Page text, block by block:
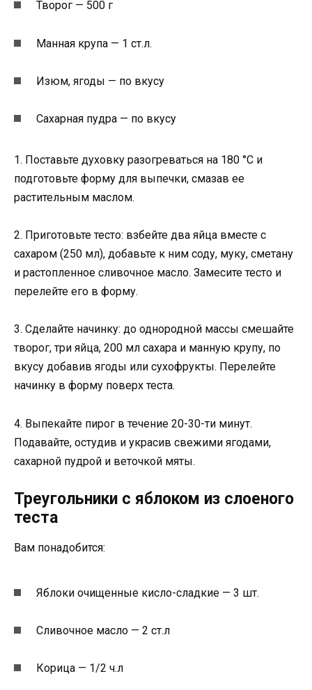
Творог — 500 г
Манная крупа — 1 ст.л.
Изюм, ягоды — по вкусу
Сахарная пудра — по вкусу
1. Поставьте духовку разогреваться на 180 °C и
подготовьте форму для выпечки, смазав ее
растительным маслом.
2. Приготовьте тесто: взбейте два яйца вместе с
сахаром (250 мл), добавьте к ним соду, муку, сметану
и растопленное сливочное масло. Замесите тесто и
перелейте его в форму.
3. Сделайте начинку: до однородной массы смешайте
творог, три яйца, 200 мл сахара и манную крупу, по
вкусу добавив ягоды или сухофрукты. Перелейте
начинку в форму поверх теста.
4. Выпекайте пирог в течение 20-30-ти минут.
Подавайте, остудив и украсив свежими ягодами,
сахарной пудрой и веточкой мяты.
Треугольники с яблоком из слоеного
теста
Вам понадобится:
Яблоки очищенные кисло-сладкие — 3 шт.
Сливочное масло — 2 ст.л
Корица — 1/2 ч.л